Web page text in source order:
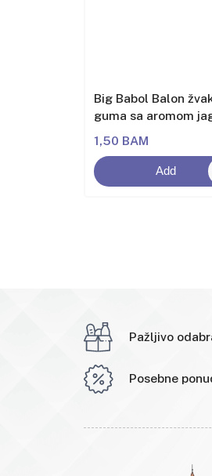
Big Babol Balon
guma sa aromom
1,50 BAM
Add
Pažljivo
Posebne